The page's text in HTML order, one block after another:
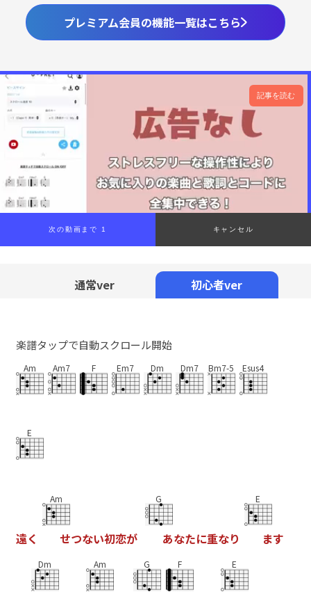
プレミアム会員の機能一覧はこちら
記事を読む
通常ver 初心者ver
楽譜タップで自動スクロール開始
Am Am7 F Em7 Dm Dm7 Bm7-5 Esus4
E
遠く
Am
せつない初恋が
G
あなたに重なり
E
ます
Dm Am G F E